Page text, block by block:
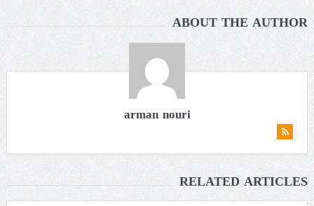
ABOUT THE AUTHOR
arman nouri
RELATED ARTICLES